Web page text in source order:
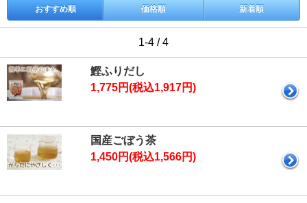
おすすめ順 価格順 新着順
1-4 / 4
鰹ふりだし
1,775円(税込1,917円)
国産ごぼう茶
1,450円(税込1,566円)